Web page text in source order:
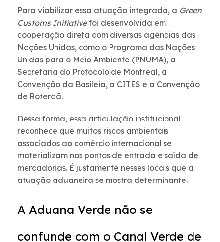
Para viabilizar essa atuação integrada, a Green
Customs Initiativefoi desenvolvida em
cooperação direta com diversas agências das
Nações Unidas, como o Programa das Nações
Unidas para o Meio Ambiente (PNUMA), a
Secretaria do Protocolo de Montreal, a
Convenção da Basileia, a CITES e a Convenção
de Roterdã.
Dessa forma, essa articulação institucional
reconhece que muitos riscos ambientais
associados ao comércio internacional se
materializam nos pontos de entrada e saída de
mercadorias. É justamente nesses locais que a
atuação aduaneira se mostra determinante.
A Aduana Verde não se
confunde com o Canal Verde de